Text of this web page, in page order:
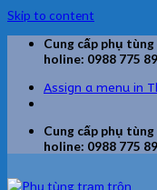
Skip to content
Cung cấp phụ
holine: 0988 775
Assign a menu in
Cung cấp phụ
holine: 0988 775